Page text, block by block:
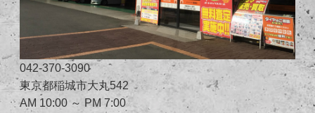
042-370-3090
東京都稲城市大丸542
AM 10:00 ～ PM 7:00